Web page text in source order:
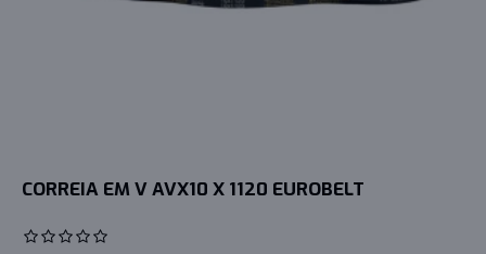
CORREIA EM V AVX10 X 1120 EUROBELT